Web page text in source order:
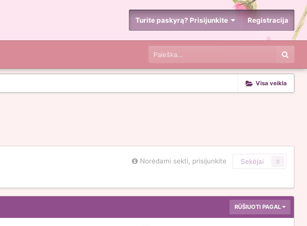
Turite paskyrą? Prisijunkite Registracija
Visa veikla
Norėdami sekti, prisijunkite Sekėjai 0
RŪŠIUOTI PAGAL